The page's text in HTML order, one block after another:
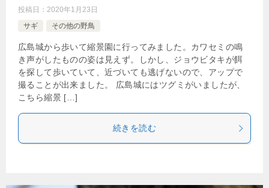
投稿日： 2020年1月23日
サギ
その他の野鳥
広島城から歩いて縮景園に行ってみました。カワセミの鳴
き声がしたものの姿は見えず。しかし、ジョウビタキが餌
を探して歩いていて、近づいても逃げないので、アップで
撮ることが出来ました。 広島城にはツグミがいましたが、
こちら縮景 […]
続きを読む